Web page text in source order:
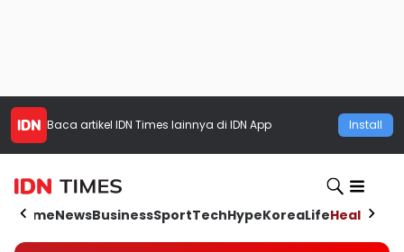
Baca artikel IDN Times lainnya di IDN App Install
HomeNewsBusinessSportTechHypeKoreaLifeHealth